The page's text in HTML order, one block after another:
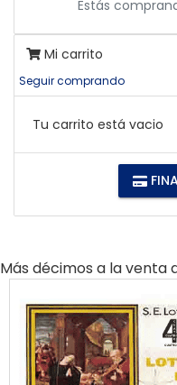
Estás
Mi carrito
Seguir comprando
Tu carrito está vacio
Más décimos a la venta